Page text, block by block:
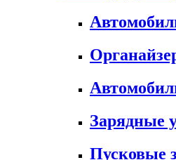
Зарядные
Пусковые